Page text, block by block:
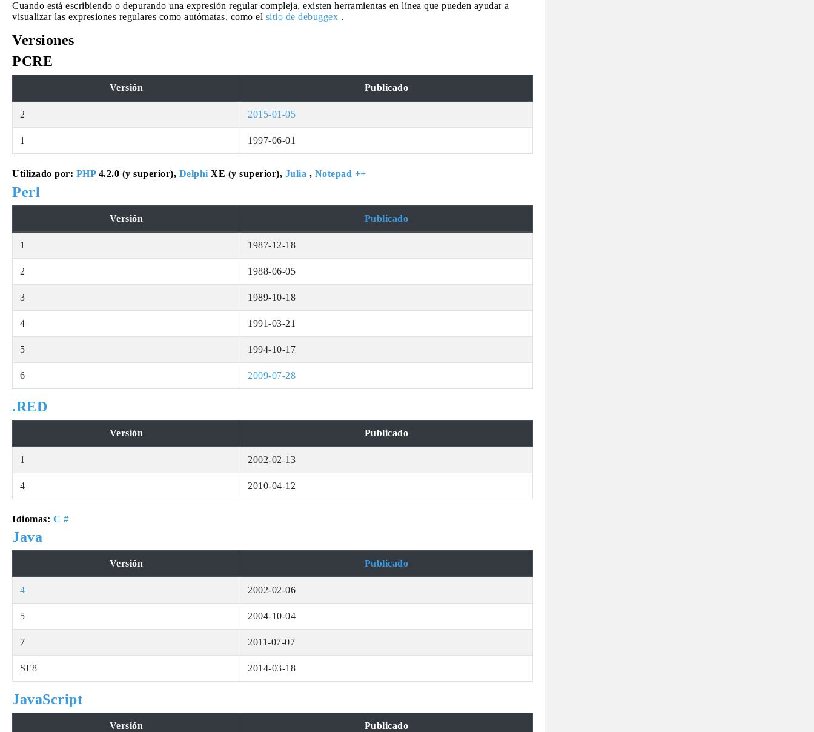
Cuando está escribiendo o depurando una expresión regular compleja, existen herramientas en línea que pueden ayudar a
visualizar las expresiones regulares como autómatas, como el sitio de debuggex .
Versiones
PCRE
Versión Publicado
2 2015-01-05
1 1997-06-01
Utilizado por: PHP4.2.0 (y superior), Delphi XE (y superior), Julia , Notepad ++
Perl
Versión Publicado
1 1987-12-18
2 1988-06-05
3 1989-10-18
4 1991-03-21
5 1994-10-17
6 2009-07-28
.RED
Versión Publicado
1 2002-02-13
4 2010-04-12
Idiomas: C #
Java
Versión Publicado
4 2002-02-06
5 2004-10-04
7 2011-07-07
SE8 2014-03-18
JavaScript
Versión Publicado